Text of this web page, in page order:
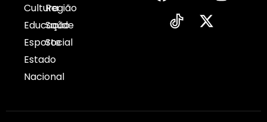
Cultura
Educação
Esporte
Estado
Nacional
Região
Saúde
Social